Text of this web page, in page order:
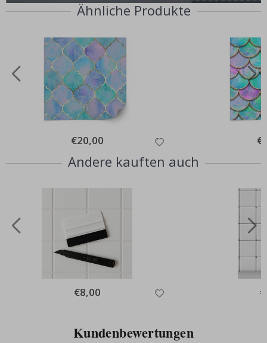
Ähnliche Produkte
Special
Price
€20,00
Andere kauften auch
Special
Price
€8,00
Kundenbewertungen